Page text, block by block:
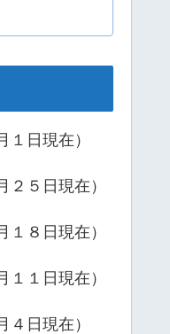
日現在）
５日現在）
８日現在）
１日現在）
日現在）